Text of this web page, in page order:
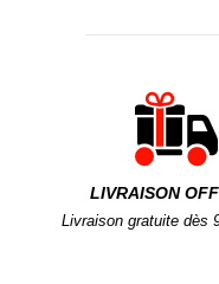
LIVRAISON
Livraison gratuite dès